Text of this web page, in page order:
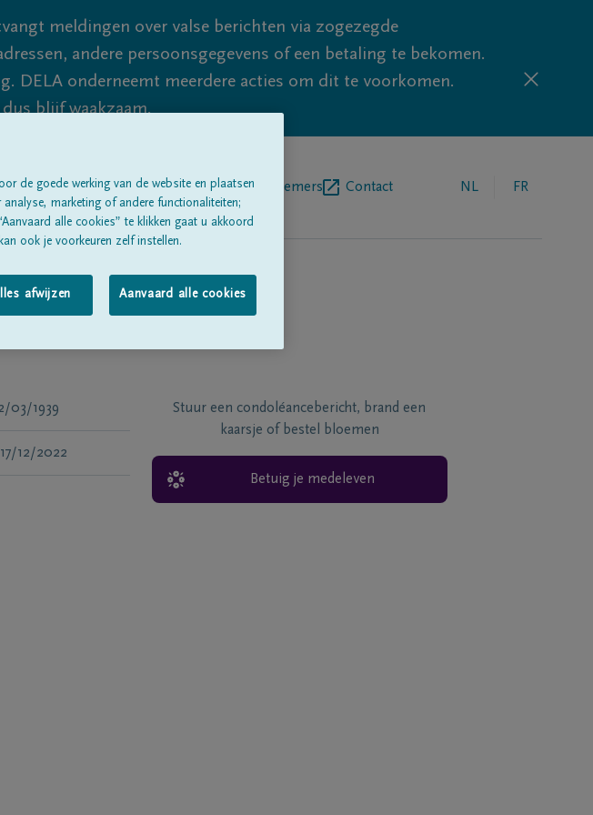
meldingen over valse berichten via zogezegde
andere persoonsgegevens of een betaling te bekomen.
DELA onderneemt meerdere acties om dit te voorkomen.
blijf waakzaam.
Alle rouwberichtenOver onsBegrafenisondernemers Contact NL FR
03/1939
17/12/2022
Stuur een condoléancebericht, brand een
kaarsje of bestel bloemen
Betuig je medeleven
de goede werking van de website en plaatsen
marketing of andere functionaliteiten;
alle cookies” te klikken gaat u akkoord
ook je voorkeuren zelf instellen.
afwijzen Aanvaard alle cookies